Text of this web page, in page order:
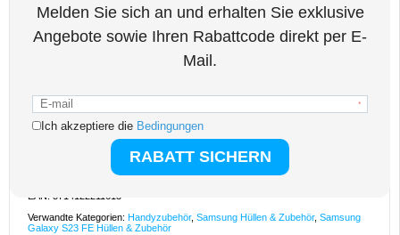
Glamour.
Eigenschaften:
- Schimmernde Samsung Galaxy S23 FE TPU-Hülle aus der Stylish Glitter
- Transparente Hülle mit Glitzer für einen stilvollen Look Ihres Geräts
Anschlüsse und Funktionen
- Mit 3mm erhöhten Kanten für das Kameraobjektiv und den Bildschirmschutz
- Die Hülle unterstützt das kabellose Laden Ihres Samsung Galaxy S23 FE
- Material: flexibles, umweltfreundliches TPU
Samsung Galaxy S23 FE
EAN: 5714122211613
Verwandte Kategorien: Handyzubehör, Samsung Hüllen & Zubehör, Samsung
Galaxy S23 FE Hüllen & Zubehör